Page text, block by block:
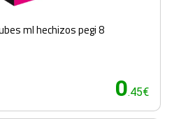
ml hechizos pegi 8
0.45€